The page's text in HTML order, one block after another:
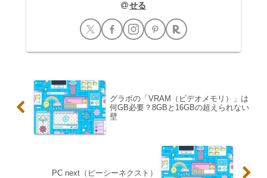
せる
グラボの「VRAM（ビデオメモリ）」は
何GB必要？8GBと16GBの超えられない
壁
PC next（ピーシーネクスト）